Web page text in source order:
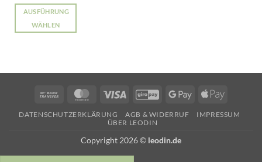
AUSFÜHRUNG
WÄHLEN
mehrere
Varianten
auf.
Die
Bank
MasterCardVisa GiroPay Google
Apple
DATENSCHUTZERKLÄRUNG AGB & WIDERRUF
IMPRESSUM
ÜBER LEODIN
Copyright 2026 © leodin.de